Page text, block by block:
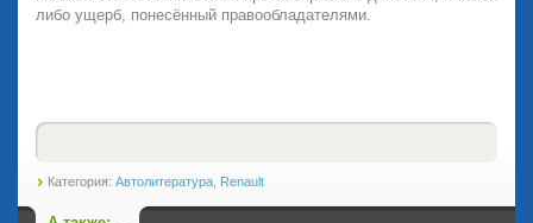
либо ущерб, понесённый правообладателями.
Категория: Автолитература Renault